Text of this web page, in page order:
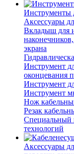
Инструменты
Аксессуары
Вкладыш для
экрана
Инструмент
оконцевания
Инструмент
Инструмент
Нож
Резак
Специальный
технологий
Аксессуары